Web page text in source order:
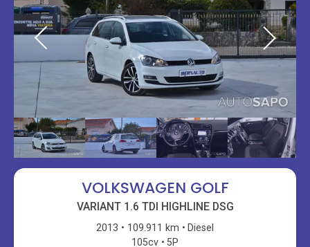
VOLKSWAGEN GOLF
VARIANT 1.6 TDI HIGHLINE DSG
2013 109.911 km
Diesel
105cv
5P